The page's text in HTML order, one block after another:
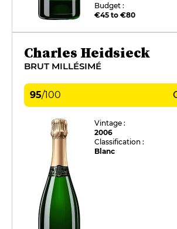
Budget :
€45 to €80
Charles Heidsieck
BRUT MILLÉSIMÉ
95/100
Vintage :
2006
Classification :
Blanc